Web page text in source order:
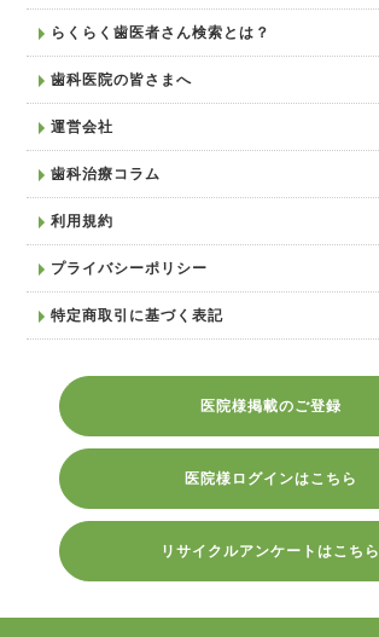
らくらく歯医者さん検索とは？
歯科医院の皆さまへ
運営会社
歯科治療コラム
利用規約
プライバシーポリシー
特定商取引に基づく表記
医院様掲載のご登録
医院様ログインはこちら
リサイクルアンケートはこちら